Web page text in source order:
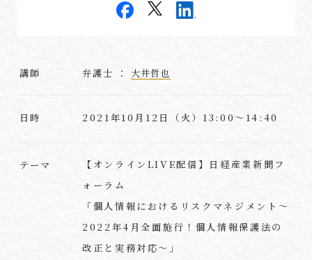
講師 弁護士 ： 大井哲也
日時 2021年10月12日（火）13:00～14:40
テーマ
【オンラインLIVE配信】日経産業新聞フ
ォーラム
「個人情報におけるリスクマネジメント～
2022年4月全面施行！個人情報保護法の
改正と実務対応～」